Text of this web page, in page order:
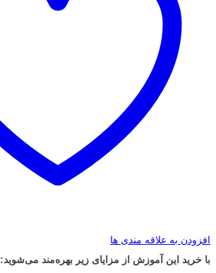
افزودن به علاقه مندی ها
با خرید این آموزش از مزایای زیر بهره‌مند می‌شوید: